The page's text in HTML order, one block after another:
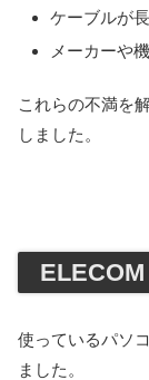
ケーブルが
メーカーや
これらの不満を
しました。
使っているパソ
ました。